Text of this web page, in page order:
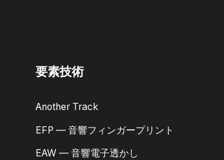
要素技術
Another Track
EFP — 音響フィンガープリント
EAW — 音響電子透かし